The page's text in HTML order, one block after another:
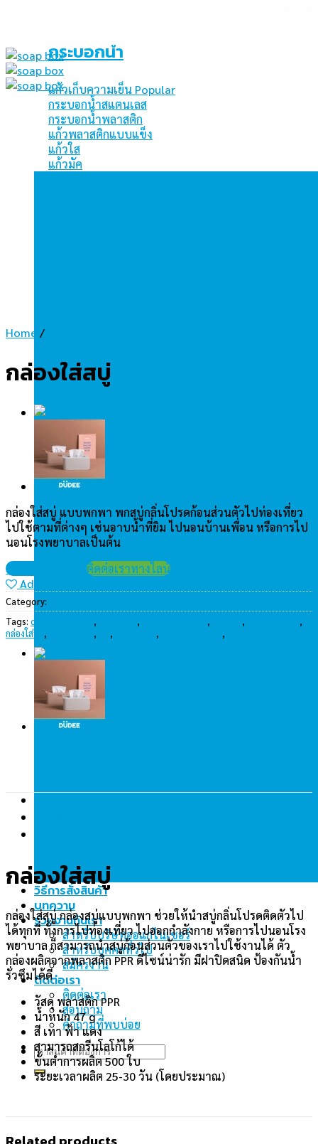
กระบอกน้ำ
แก้วเก็บความเย็น
กระบอกน้ำสแตนเลส
กระบอกน้ำพลาสติก
แก้วพลาสติกแบบแข็ง
แก้วใส
แก้วมัค
วิธีการสั่งสินค้า
บทความ
ร่วมงานกันเรา
สำหรับบริษัทออแกไนเซอร์
สำหรับบุคคลทั่วไป
สมัครงาน
ติดต่อเรา
ติดต่อเรา
สอบถาม
คำถามที่พบบ่อย
Search
for:
Home /
กล่องใส่สบู่
กล่องใส่สบู่ แบบพกพา พกสบู่กลิ่นโปรดก้อนส่วนตัวไปท่องเที่ยว
ไปใช้ตามที่ต่างๆ เช่นอาบน้ำที่ยิม ไปนอนบ้านเพื่อน หรือการไป
นอนโรงพยาบาลเป็นต้น
ขอใบเสนอราคา
ติดต่อเราทางไลน์
Add to wishlist
Category:
Tags: dudeepremium , , , ,
,
กล่องใส่สบู่ , , , , ,
กล่องใส่สบู่
กล่องใส่สบู่ กล่องสบู่แบบพกพา ช่วยให้นำสบู่กลิ่นโปรดติดตัวไป
ได้ทุกที่ ทั้งการไปท่องเที่ยว ไปออกกำลังกาย หรือการไปนอนโรง
พยาบาล ก็สามารถนำสบู่ก้อนส่วนตัวของเราไปใช้งานได้ ตัว
กล่องผลิตจากพลาสติก PPR ดีไซน์น่ารัก มีฝาปิดสนิด ป้องกันน้ำ
รั่วซึมได้ดี
วัสดุ พลาสติก PPR
น้ำหนัก 47 g
สี เทา ฟ้า แดง
สามารถสกรีนโลโก้ได้
ขั้นต่ำการผลิต 500 ใบ
ระยะเวลาผลิต 25-30 วัน (โดยประมาณ)